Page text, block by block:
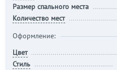
Размер спального места
Количество мест
Оформление:
Цвет
Стиль